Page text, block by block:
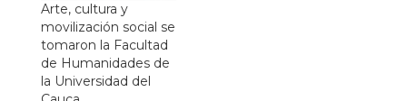
Arte, cultura y
movilización social se
tomaron la Facultad
de Humanidades de
la Universidad del